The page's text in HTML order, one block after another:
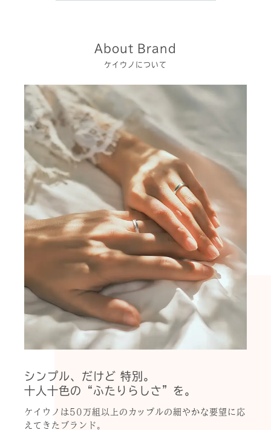
About Brand
ケイウノについて
シンプル、だけど 特別。
十人十色の“ふたりらしさ”を。
ケイウノは50万組以上のカップルの細やかな要望に応
えてきたブランド。